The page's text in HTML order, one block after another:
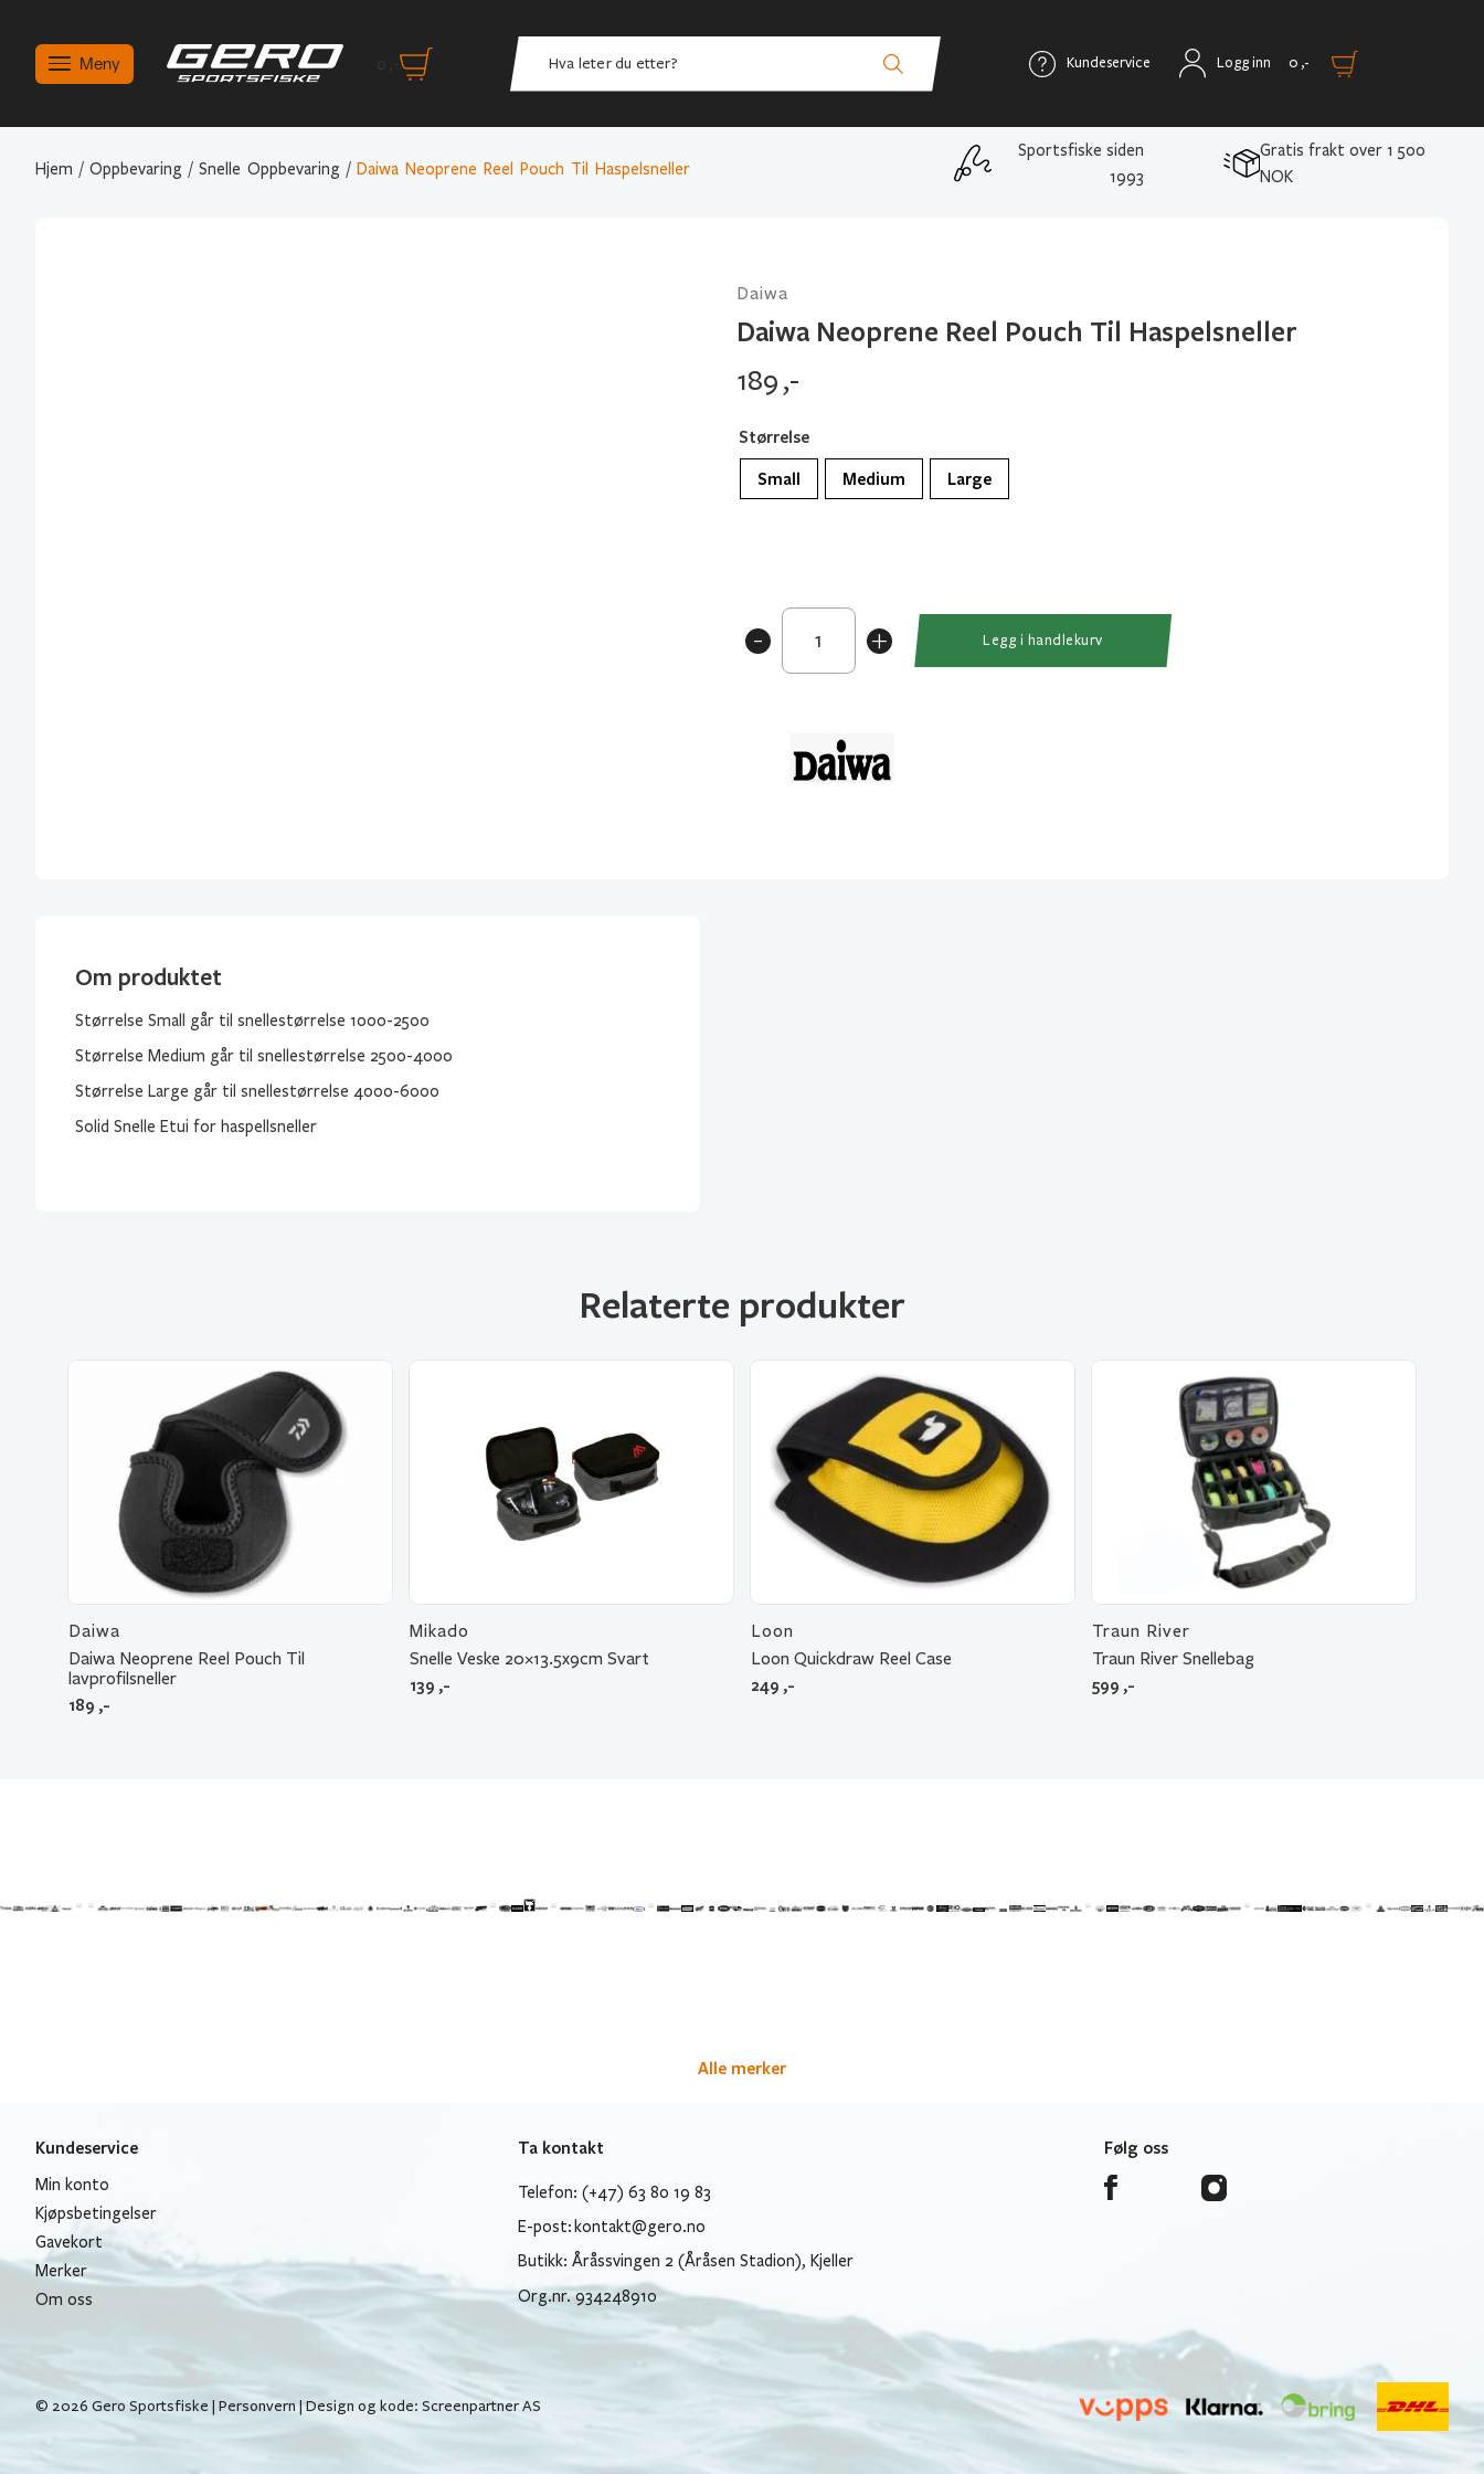
Meny Kundeservice Logg inn 0 ,-
Hjem / Oppbevaring / Snelle Oppbevaring / Daiwa Neoprene Reel Pouch Til Haspelsneller
Sportsfiske siden
1993
Gratis frakt over 1 500
NOK
Daiwa
Daiwa Neoprene Reel Pouch Til Haspelsneller
189,-
Størrelse
Small
Medium Large
+
Daiwa
Neoprene
Reel
Haspelsneller
antall
- Legg i handlekurv
Om produktet
Størrelse Small går til snellestørrelse 1000-2500
Størrelse Medium går til snellestørrelse 2500-4000
Størrelse Large går til snellestørrelse 4000-6000
Solid Snelle Etui for haspellsneller
Relaterte produkter
Daiwa
Daiwa Neoprene Reel Pouch Til
lavprofilsneller
189 ,-
Mikado
Snelle Veske 20×13.5x9cm Svart
139 ,-
Loon
Loon Quickdraw Reel Case
249 ,-
Traun River
Traun River Snellebag
599 ,-
Alle merker
Kundeservice
Min konto
Kjøpsbetingelser
Gavekort
Merker
Om oss
Ta kontakt
Telefon: (+47) 63 80 19 83
E-post: kontakt@gero.no
Butikk: Åråssvingen 2 (Åråsen Stadion), Kjeller
Org.nr. 934248910
Følg oss
© 2026 Gero Sportsfiske | Personvern| Design og kode: Screenpartner AS